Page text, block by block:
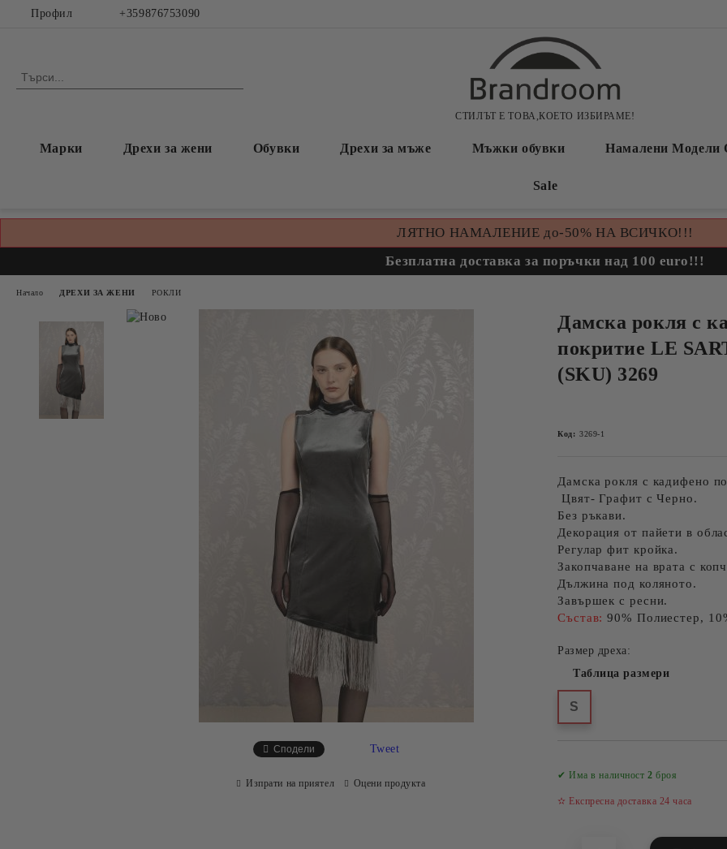
Профил +359876753090
СТИЛЪТ Е ТОВА,КОЕТО ИЗБИРАМЕ!
Марки Дрехи за жени Обувки Дрехи за мъже Мъжки обувки Намалени Модели
Sale
ЛЯТНО НАМАЛЕНИЕ до-50% НА ВСИЧКО!!!
Безплатна доставка за поръчки над 100 euro!!!
Начало ДРЕХИ ЗА ЖЕНИ РОКЛИ
Дамска рокля с
покритие LE
(SKU) 3269
Код: 3269-1
Дамска рокля с кадифено
Цвят- Графит с Черно.
Без ръкави.
Декорация от пайети в
Регулар фит кройка.
Закопчаване на врата с
Дължина под коляното.
Завършек с ресни.
Състав:90% Полиестер,
Размер дреха:
Таблица размери
S
✔ Има в наличност2 броя
✫ Експресна доставка 24 часа
Сподели Tweet
Изпрати на приятел Оцени продукта